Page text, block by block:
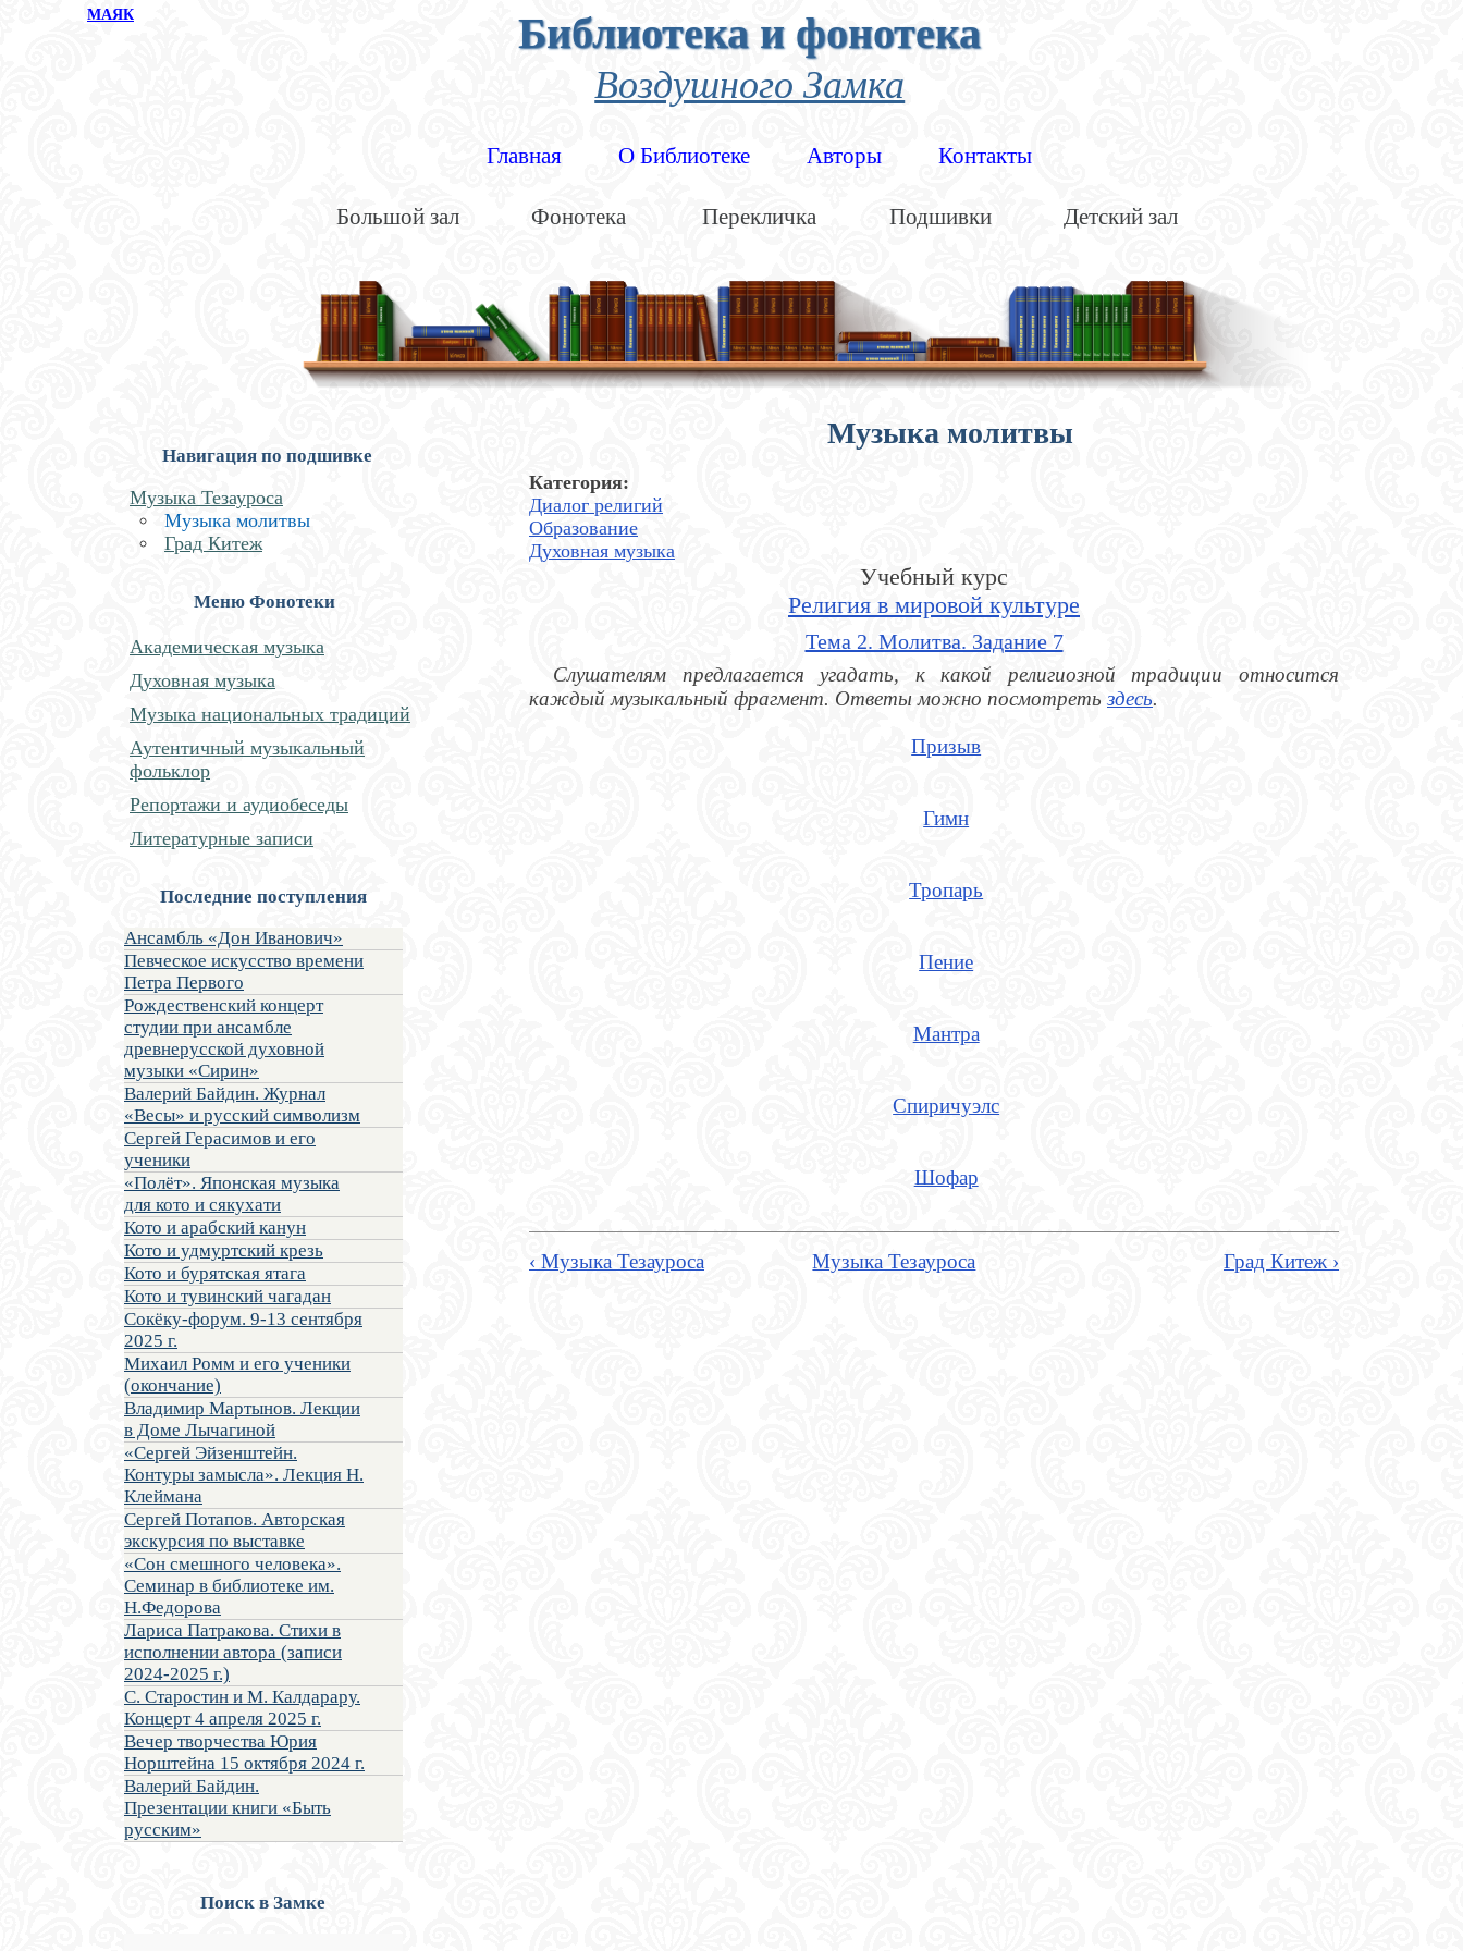
МАЯК Библиотека и фонотека
Воздушного Замка
Главная О Библиотеке Авторы Контакты
Большой зал Фонотека Перекличка Подшивки Детский зал
Навигация по подшивке
Музыка Тезауроса
Музыка молитвы
Град Китеж
Меню Фонотеки
Академическая музыка
Духовная музыка
Музыка национальных традиций
Аутентичный музыкальный
фольклор
Репортажи и аудиобеседы
Литературные записи
Последние поступления
Ансамбль «Дон Иванович»
Певческое искусство времени
Петра Первого
Рождественский концерт
студии при ансамбле
древнерусской духовной
музыки «Сирин»
Валерий Байдин. Журнал
«Весы» и русский символизм
Сергей Герасимов и его
ученики
«Полёт». Японская музыка
для кото и сякухати
Кото и арабский канун
Кото и удмуртский крезь
Кото и бурятская ятага
Кото и тувинский чагадан
Сокёку-форум. 9-13 сентября
2025 г.
Михаил Ромм и его ученики
(окончание)
Владимир Мартынов. Лекции
в Доме Лычагиной
«Сергей Эйзенштейн.
Контуры замысла». Лекция Н.
Клеймана
Сергей Потапов. Авторская
экскурсия по выставке
«Сон смешного человека».
Семинар в библиотеке им.
Н.Федорова
Лариса Патракова. Стихи в
исполнении автора (записи
2024-2025 г.)
С. Старостин и М. Калдарару.
Концерт 4 апреля 2025 г.
Вечер творчества Юрия
Норштейна 15 октября 2024 г.
Валерий Байдин.
Презентации книги «Быть
русским»
Поиск в Замке
Музыка молитвы
Категория:
Диалог религий
Образование
Духовная музыка
Учебный курс
Религия в мировой культуре
Тема 2. Молитва. Задание 7
Слушателям предлагается угадать, к какой религиозной традиции относится
каждый музыкальный фрагмент. Ответы можно посмотретьздесь.
Призыв
Гимн
Тропарь
Пение
Мантра
Спиричуэлс
Шофар
‹ Музыка Тезауроса Музыка Тезауроса Град Китеж ›